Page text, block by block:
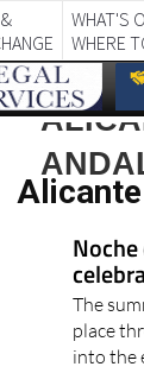
WHAT'S
WHERE
The
place
into the